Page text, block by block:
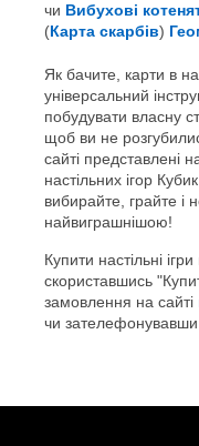
чи Вибухові
(Карта скарбів)
Як бачите, карти в
універсальний
побудувати власну
щоб ви не
сайті представлені
настільних ігор
вибирайте, грайте і
найвиграшнішою!
Купити настільні
скориставшись
замовлення на сайті
чи зателефонувавши